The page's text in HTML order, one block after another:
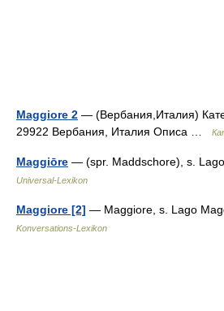
Maggiore 2 — (Вербания,Италия)
29922 Вербания, Италия Описа …
Maggiōre — (spr. Maddschore), s.
Universal-Lexikon
Maggiore [2] — Maggiore, s. Lago
Konversations-Lexikon